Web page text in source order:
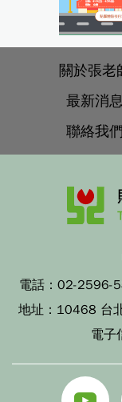
關於張老
最新消息
聯絡我們
電話： 02-2596-
地址： 10468 台
電子